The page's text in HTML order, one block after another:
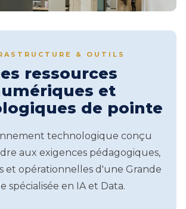
& OUTILS
ressources
et
de pointe
technologique conçu
aux exigences pédagogiques,
et opérationnelles d'une Grande
spécialisée en IA et Data.